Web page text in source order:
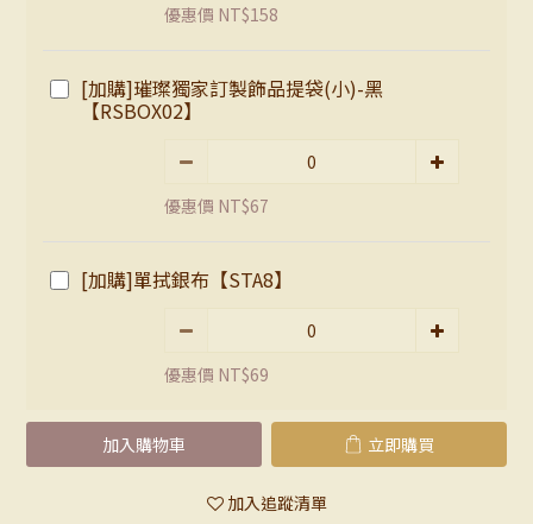
優惠價 NT$158
[加購]璀璨獨家訂製飾品提袋(小)-黑
【RSBOX02】
優惠價 NT$67
[加購]單拭銀布【STA8】
優惠價 NT$69
加入購物車 立即購買
加入追蹤清單